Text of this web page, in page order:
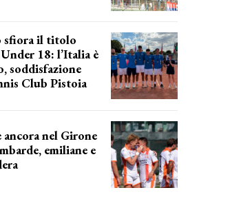
sfiora il titolo
18: l’Italia è
soddisfazione
Club Pistoia
ancora nel Girone
emiliane e